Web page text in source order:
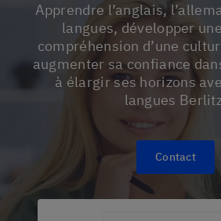
Apprendre l’anglais, l’allemand ou d’autres
langues, développer
compréhension d’une
augmenter sa confiance
à élargir ses horizons
langues
Contact